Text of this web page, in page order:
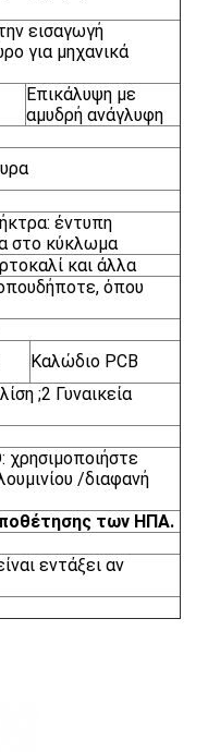
εισαγωγή
για μηχανικά
Επικάλυψη με
αμυδρή ανάγλυφη
έντυπη
στο κύκλωμα
και άλλα
όπου
Καλώδιο PCB
;2 Γυναικεία
χρησιμοποιήστε
/διαφανή
των ΗΠΑ.
εντάξει αν